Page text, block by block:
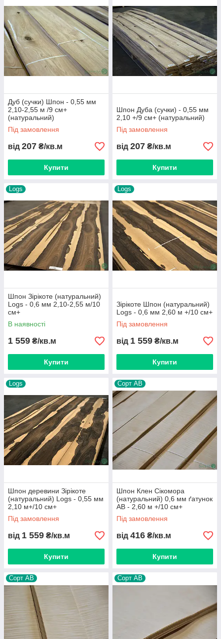
Дуб (сучки) Шпон - 0,55 мм
2,10-2,55 м /9 см+
(натуральний)
Під замовлення
від 207 ₴/кв.м
Купити
Шпон Дуба (сучки) - 0,55 мм
2,10 +/9 см+ (натуральний)
Під замовлення
від 207 ₴/кв.м
Купити
Logs
Шпон Зірікоте (натуральний)
Logs - 0,6 мм 2,10-2,55 м/10
см+
В наявності
1 559 ₴/кв.м
Купити
Logs
Зірікоте Шпон (натуральний)
Logs - 0,6 мм 2,60 м +/10 см+
Під замовлення
від 1 559 ₴/кв.м
Купити
Logs
Шпон деревини Зірікоте
(натуральний) Logs - 0,55 мм
2,10 м+/10 см+
Під замовлення
від 1 559 ₴/кв.м
Купити
Сорт АВ
Шпон Клен Сікомора
(натуральний) 0,6 мм ґатунок
АВ - 2,60 м +/10 см+
Під замовлення
від 416 ₴/кв.м
Купити
Сорт АВ Сорт АВ